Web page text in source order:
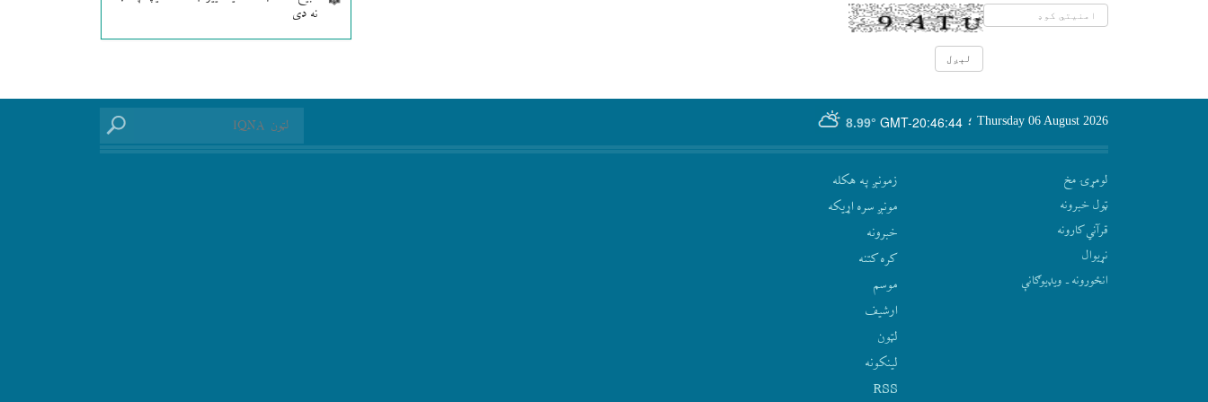
نه دی
GMT-20:46:44
8.99° Thursday 06 August 2026 ؛
لومړۍ مخ
ټول خبرونه
قرآني کارونه
نړيوال
انځورونه ـ ویډیوګانې
زمونږ په هکله
مونږ سره اړيکه
‫خبرونه
کره کتنه
موسم
ارشيف
لټون
لينکونه
RSS